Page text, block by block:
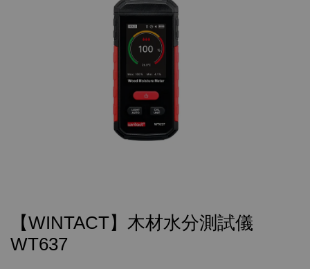
【WINTACT】木材水分測試儀
WT637